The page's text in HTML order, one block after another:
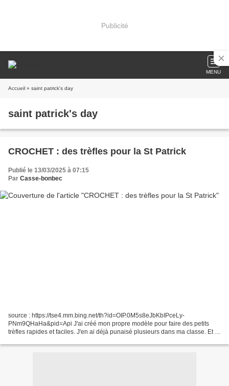
Publicité
MENU
Accueil » saint patrick's day
saint patrick's day
CROCHET : des trèfles pour la St Patrick
Publié le 13/03/2025 à 07:15
Par Casse-bonbec
source : https://tse4.mm.bing.net/th?id=OIP.0M5s8eJbKbIPceLy-
PNm9QHaHa&pid=Api J'ai créé mon propre modèle pour faire des petits
trèfles rapides et faciles. J'en ai déjà punaisé plusieurs dans ma classe. Et je